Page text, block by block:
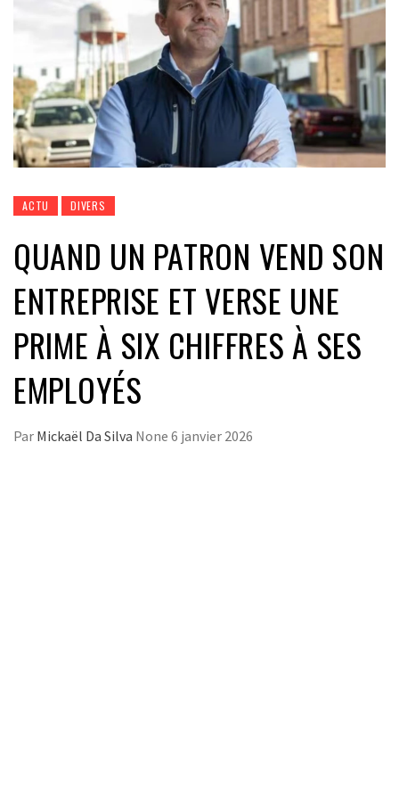
ACTU DIVERS
QUAND UN PATRON VEND SON
ENTREPRISE ET VERSE UNE
PRIME À SIX CHIFFRES À SES
EMPLOYÉS
Par Mickaël Da Silva None 6 janvier 2026